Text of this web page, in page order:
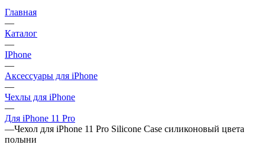
Главная
—
Каталог
—
IPhone
—
Аксессуары для iPhone
—
Чехлы для iPhone
—
Для iPhone 11 Pro
—Чехол для iPhone 11 Pro Silicone Case силиконовый цвета
полыни